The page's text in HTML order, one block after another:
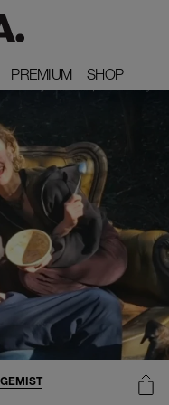
PREMIUM
PREMIUM SHOP
SHOP